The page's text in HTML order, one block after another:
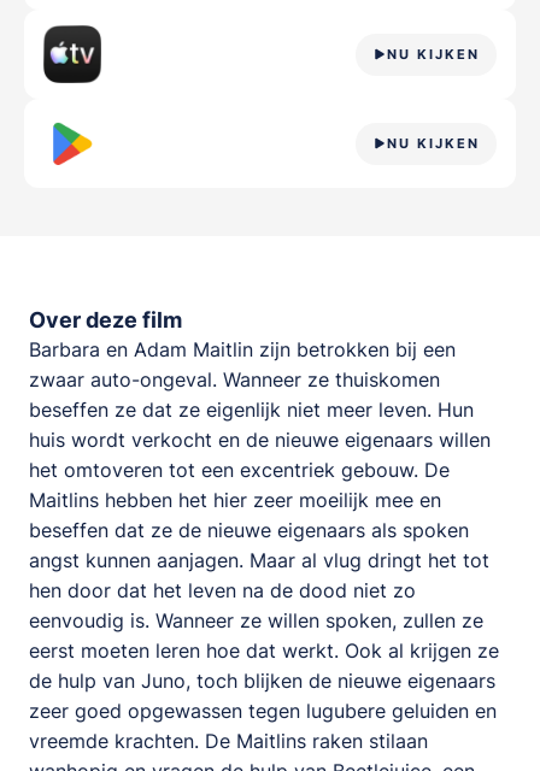
NU KIJKEN
NU KIJKEN
Over deze film
Barbara en Adam Maitlin zijn betrokken bij een
zwaar auto-ongeval. Wanneer ze thuiskomen
beseffen ze dat ze eigenlijk niet meer leven. Hun
huis wordt verkocht en de nieuwe eigenaars willen
het omtoveren tot een excentriek gebouw. De
Maitlins hebben het hier zeer moeilijk mee en
beseffen dat ze de nieuwe eigenaars als spoken
angst kunnen aanjagen. Maar al vlug dringt het tot
hen door dat het leven na de dood niet zo
eenvoudig is. Wanneer ze willen spoken, zullen ze
eerst moeten leren hoe dat werkt. Ook al krijgen ze
de hulp van Juno, toch blijken de nieuwe eigenaars
zeer goed opgewassen tegen lugubere geluiden en
vreemde krachten. De Maitlins raken stilaan